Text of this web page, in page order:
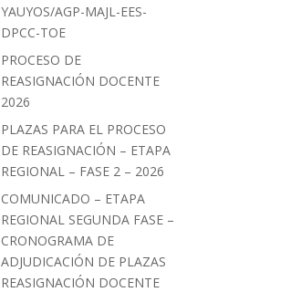
YAUYOS/AGP-MAJL-EES-
DPCC-TOE
PROCESO DE
REASIGNACIÓN DOCENTE
2026
PLAZAS PARA EL PROCESO
DE REASIGNACIÓN – ETAPA
REGIONAL – FASE 2 – 2026
COMUNICADO – ETAPA
REGIONAL SEGUNDA FASE –
CRONOGRAMA DE
ADJUDICACIÓN DE PLAZAS
REASIGNACIÓN DOCENTE